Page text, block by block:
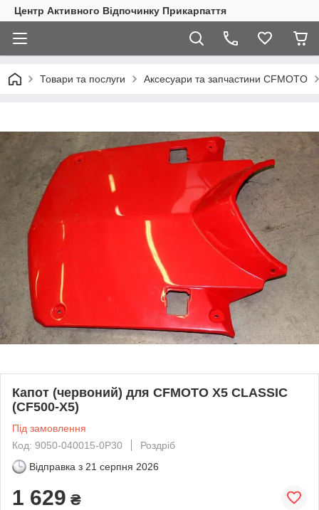
Центр Активного Відпочинку Прикарпаття
Товари та послуги Аксесуари та запчастини CFMOTO
Капот (червоний) для CFMOTO X5 CLASSIC
(CF500-X5)
Під замовлення
Код: 9050-040015-0P30
Роздріб
Відправка з 21 серпня 2026
1 629 ₴